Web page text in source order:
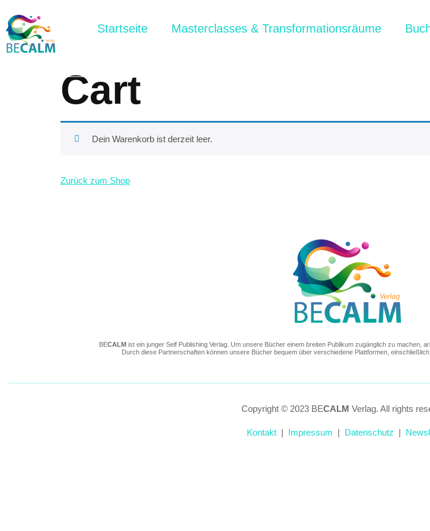
Startseite Masterclasses & Transformationsräume
Cart
Dein Warenkorb ist derzeit leer.
Zurück zum Shop
BECALM ist ein junger Self Publishing Verlag. Um unsere Bücher einem breiten Publikum zugänglich zu machen,
Durch diese Partnerschaften können unsere Bücher bequem über verschiedene Plattformen,
Copyright © 2023 BECALM Verlag. All rights
Kontakt | Impressum | Datenschutz |